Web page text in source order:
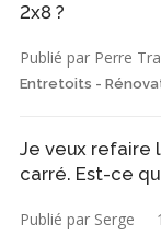
2x8 ?
Publié par Perre
Entretoits -
Je veux refaire
carré. Est-ce
Publié par Serge